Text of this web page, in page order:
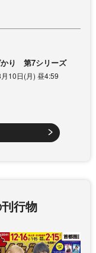
り 第7シリーズ
10日(月) 昼4:59
行物